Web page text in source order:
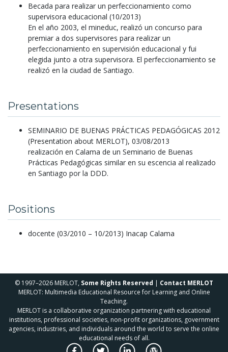
Becada para realizar un perfeccionamiento como
supervisora educacional (10/2013)
En el año 2003, el mineduc, realizó un concurso para
premiar a dos supervisores para realizar un
perfeccionamiento en supervisión educacional y fui
elegida junto a otra supervisora. El perfeccionamiento se
realizó en la ciudad de Santiago.
Presentations
SEMINARIO DE BUENAS PRÁCTICAS PEDAGÓGICAS 2012
(Presentation about MERLOT), 03/08/2013
realización en Calama de un Seminario de Buenas
Prácticas Pedagógicas similar en su escencia al realizado
en Santiago por la DDD.
Positions
docente (03/2010 – 10/2013) Inacap Calama
© 1997–2026 MERLOT, Some Rights Reserved | Contact MERLOT
MERLOT: Multimedia Educational Resource for Learning and Online
Teaching.
MERLOT is a collaborative organization partnering with educational
institutions, professional societies, non-profit organizations, government
agencies, industries, and individuals around the world to serve the online
educational needs of all.